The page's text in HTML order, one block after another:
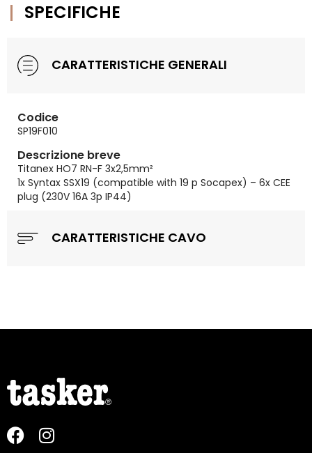
SPECIFICHE
CARATTERISTICHE GENERALI
Codice
SP19F010
Descrizione breve
Titanex HO7 RN-F 3x2,5mm²
1x Syntax SSX19 (compatible with 19 p Socapex) – 6x CEE
plug (230V 16A 3p IP44)
CARATTERISTICHE CAVO